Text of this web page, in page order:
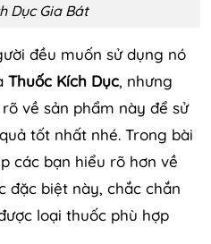
Dục Gia Bát
đều muốn sử dụng nó
Thuốc Kích Dục, nhưng
về sản phẩm này để sử
tốt nhất nhé. Trong bài
các bạn hiểu rõ hơn về
đặc biệt này, chắc chắn
loại thuốc phù hợp